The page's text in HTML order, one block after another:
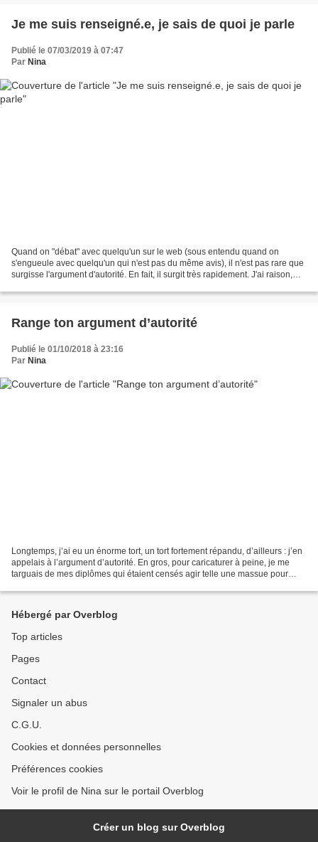
Je me suis renseigné.e, je sais de quoi je parle
Publié le 07/03/2019 à 07:47
Par Nina
Quand on "débat" avec quelqu'un sur le web (sous entendu quand on
s'engueule avec quelqu'un qui n'est pas du même avis), il n'est pas rare que
surgisse l'argument d'autorité. En fait, il surgit très rapidement. J'ai raison,
Range ton argument d’autorité
Publié le 01/10/2018 à 23:16
Par Nina
Longtemps, j’ai eu un énorme tort, un tort fortement répandu, d’ailleurs : j’en
appelais à l’argument d’autorité. En gros, pour caricaturer à peine, je me
targuais de mes diplômes qui étaient censés agir telle une massue pour
Hébergé par Overblog
Top articles
Pages
Contact
Signaler un abus
C.G.U.
Cookies et données personnelles
Préférences cookies
Voir le profil de Nina sur le portail Overblog
Créer un blog sur Overblog